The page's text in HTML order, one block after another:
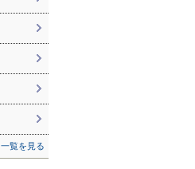
一覧を見る